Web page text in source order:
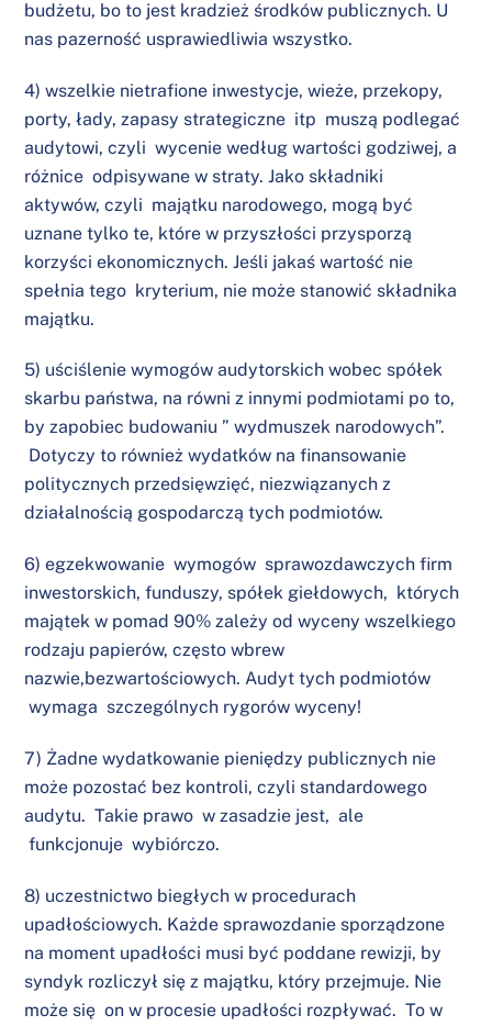
budżetu, bo to jest kradzież środków publicznych. U
nas pazerność usprawiedliwia wszystko.
4) wszelkie nietrafione inwestycje, wieże, przekopy,
porty, łady, zapasy strategiczne itp muszą podlegać
audytowi, czyli wycenie według wartości godziwej, a
różnice odpisywane w straty. Jako składniki
aktywów, czyli majątku narodowego, mogą być
uznane tylko te, które w przyszłości przysporzą
korzyści ekonomicznych. Jeśli jakaś wartość nie
spełnia tego kryterium, nie może stanowić składnika
majątku.
5) uściślenie wymogów audytorskich wobec spółek
skarbu państwa, na równi z innymi podmiotami po to,
by zapobiec budowaniu ” wydmuszek narodowych”.
Dotyczy to również wydatków na finansowanie
politycznych przedsięwzięć, niezwiązanych z
działalnością gospodarczą tych podmiotów.
6) egzekwowanie wymogów sprawozdawczych firm
inwestorskich, funduszy, spółek giełdowych, których
majątek w pomad 90% zależy od wyceny wszelkiego
rodzaju papierów, często wbrew
nazwie,bezwartościowych. Audyt tych podmiotów
wymaga szczególnych rygorów wyceny!
7) Żadne wydatkowanie pieniędzy publicznych nie
może pozostać bez kontroli, czyli standardowego
audytu. Takie prawo w zasadzie jest, ale
funkcjonuje wybiórczo.
8) uczestnictwo biegłych w procedurach
upadłościowych. Każde sprawozdanie sporządzone
na moment upadłości musi być poddane rewizji, by
syndyk rozliczył się z majątku, który przejmuje. Nie
może się on w procesie upadłości rozpływać. To w